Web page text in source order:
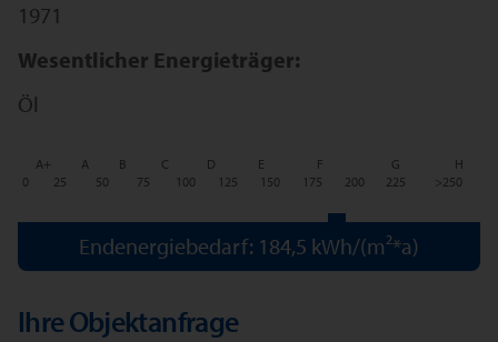
1971
Wesentlicher Energieträger:
Öl
A+ A B C D E F G
H
0
25 50 75 100 125 150 175 200 225 >250
Endenergiebedarf: 184,5 kWh/(m²*a)
Ihre Objektanfrage